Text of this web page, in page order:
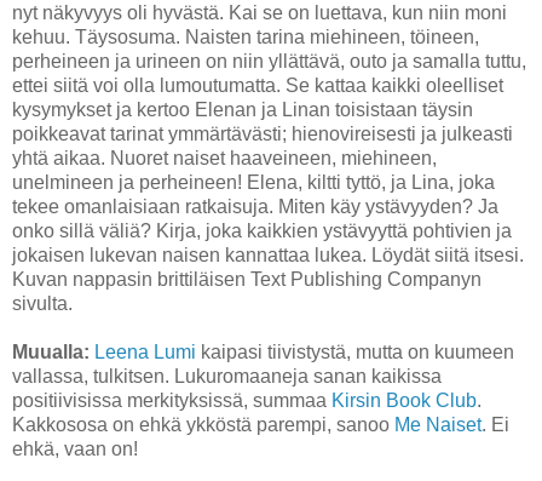
nyt näkyvyys oli hyvästä. Kai se on luettava, kun niin moni
kehuu. Täysosuma. Naisten tarina miehineen, töineen,
perheineen ja urineen on niin yllättävä, outo ja samalla tuttu,
ettei siitä voi olla lumoutumatta. Se kattaa kaikki oleelliset
kysymykset ja kertoo Elenan ja Linan toisistaan täysin
poikkeavat tarinat ymmärtävästi; hienovireisesti ja julkeasti
yhtä aikaa. Nuoret naiset haaveineen, miehineen,
unelmineen ja perheineen! Elena, kiltti tyttö, ja Lina, joka
tekee omanlaisiaan ratkaisuja. Miten käy ystävyyden? Ja
onko sillä väliä? Kirja, joka kaikkien ystävyyttä pohtivien ja
jokaisen lukevan naisen kannattaa lukea. Löydät siitä itsesi.
Kuvan nappasin brittiläisen Text Publishing Companyn
sivulta.
Muualla: Leena Lumi kaipasi tiivistystä, mutta on kuumeen
vallassa, tulkitsen. Lukuromaaneja sanan kaikissa
positiivisissa merkityksissä, summaa Kirsin Book Club.
Kakkososa on ehkä ykköstä parempi, sanoo Me Naiset. Ei
ehkä, vaan on!